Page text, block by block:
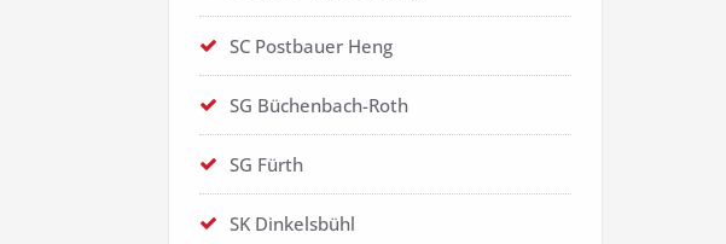
SC Postbauer Heng
SG Büchenbach-Roth
SG Fürth
SK Dinkelsbühl